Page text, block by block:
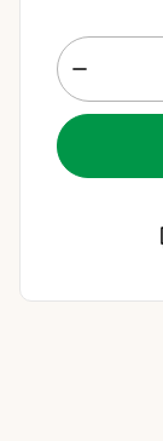
1 points